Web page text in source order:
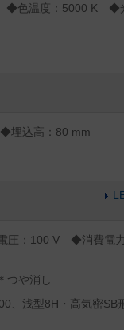
◆色温度：5000 K ◆
込高：80 mm
圧：100 V ◆消費電
つや消し
、浅型8H・高気密SB